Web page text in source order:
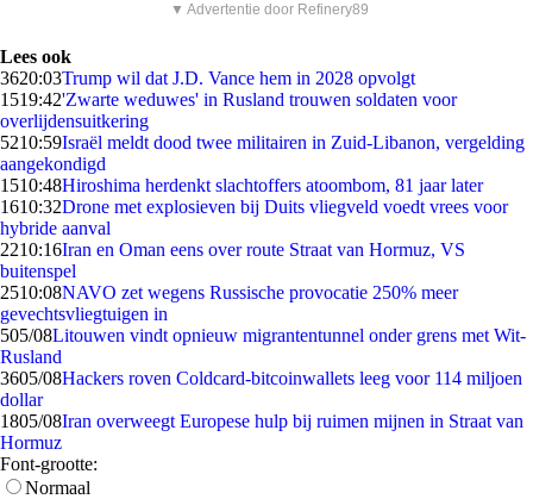
▼ Advertentie door Refinery89
Lees ook
3620:03Trump wil dat J.D. Vance hem in 2028 opvolgt
1519:42'Zwarte weduwes' in Rusland trouwen soldaten voor
overlijdensuitkering
5210:59Israël meldt dood twee militairen in Zuid-Libanon, vergelding
aangekondigd
1510:48Hiroshima herdenkt slachtoffers atoombom, 81 jaar later
1610:32Drone met explosieven bij Duits vliegveld voedt vrees voor
hybride aanval
2210:16Iran en Oman eens over route Straat van Hormuz, VS
buitenspel
2510:08NAVO zet wegens Russische provocatie 250% meer
gevechtsvliegtuigen in
505/08Litouwen vindt opnieuw migrantentunnel onder grens met Wit-
Rusland
3605/08Hackers roven Coldcard-bitcoinwallets leeg voor 114 miljoen
dollar
1805/08Iran overweegt Europese hulp bij ruimen mijnen in Straat van
Hormuz
Font-grootte:
Normaal